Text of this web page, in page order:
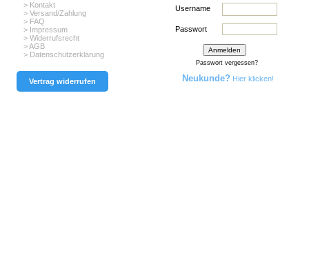
> Kontakt
> Versand/Zahlung
> FAQ
> Impressum
> Widerrufsrecht
> AGB
> Datenschutzerklärung
Vertrag widerrufen
Username
Passwort
Passwort vergessen?
Neukunde? Hier klicken!